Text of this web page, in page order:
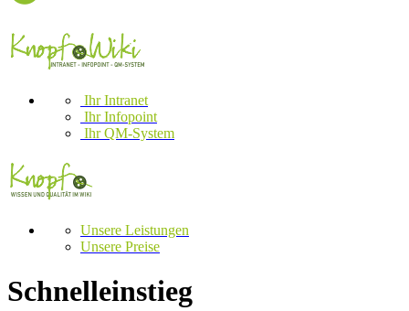
Ihr Intranet
Ihr Infopoint
Ihr QM-System
Unsere Leistungen
Unsere Preise
Schnelleinstieg